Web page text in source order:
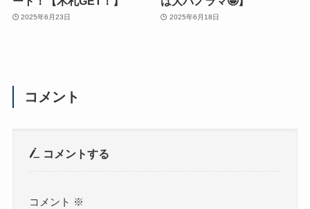
2025年6月23日 2025年6月18日
コメント
コメントする
コメント ※